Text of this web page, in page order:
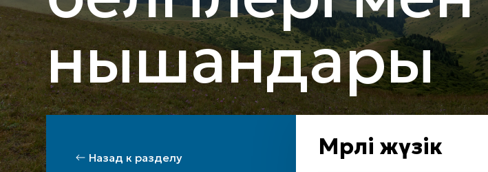
нышандары
Назад к разделу Мөрлі жүзік